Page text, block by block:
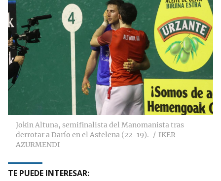
Jokin Altuna, semifinalista del Manomanista tras
derrotar a Darío en el Astelena (22-19).
IKER
AZURMENDI
TE PUEDE INTERESAR: